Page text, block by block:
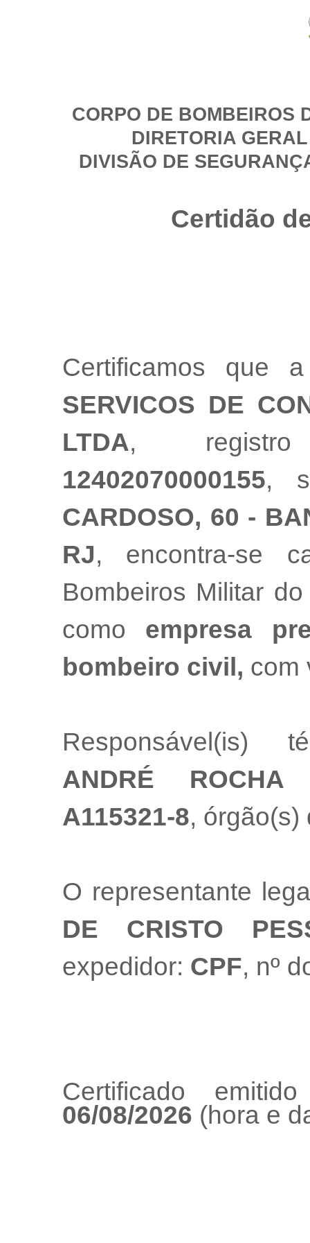
CORPO DE BOMBEIROS
DIRETORIA
DIVISÃO DE
Certidão
Certificamos que
SERVICOS DE
LTDA,
12402070000155,
CARDOSO, 60 -
RJ, encontra-se
Bombeiros Militar
como empresa
bombeiro civil, com
Responsável(is)
ANDRÉ ROCHA
A115321-8,
O representante
DE CRISTO
expedidor: CPF, nº
Certificado
06/08/2026 (hora e